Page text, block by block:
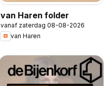
van Haren folder
vanaf zaterdag 08-08-2026
van Haren